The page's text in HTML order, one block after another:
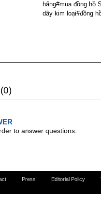
hãng#mua đồng hồ
dây kim loại#đồng
(0)
to answer questions.
Press Editorial Policy